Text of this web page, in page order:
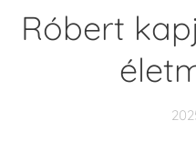
Róbert